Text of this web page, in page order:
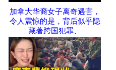
加拿大华裔女子离奇遇害，
令人震惊的是，背后似乎隐
藏著跨国犯罪、